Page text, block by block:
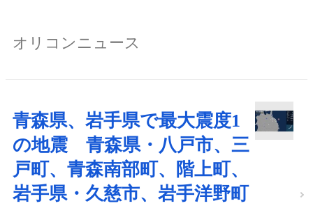
オリコンニュース
青森県、岩手県で最大震度1
の地震 青森県・八戸市、三
戸町、青森南部町、階上町、
岩手県・久慈市、岩手洋野町